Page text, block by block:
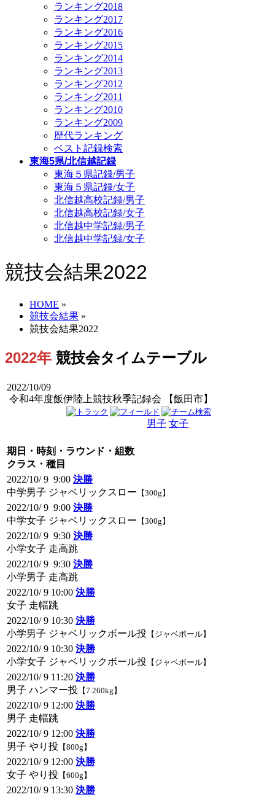
ランキング2018
ランキング2017
ランキング2016
ランキング2015
ランキング2014
ランキング2013
ランキング2012
ランキング2011
ランキング2010
ランキング2009
歴代ランキング
ベスト記録検索
東海5県/北信越記録
東海５県記録/男子
東海５県記録/女子
北信越高校記録/男子
北信越高校記録/女子
北信越中学記録/男子
北信越中学記録/女子
競技会結果2022
HOME »
競技会結果 »
競技会結果2022
2022年 競技会タイムテーブル
2022/10/09
令和4年度飯伊陸上競技秋季記録会 【飯田市】
男子 女子
期日・時刻・ラウンド・組数
クラス・種目
2022/10/ 9 9:00 決勝
中学男子 ジャベリックスロー 【300g】
2022/10/ 9 9:00 決勝
中学女子 ジャベリックスロー 【300g】
2022/10/ 9 9:30 決勝
小学女子 走高跳
2022/10/ 9 9:30 決勝
小学男子 走高跳
2022/10/ 9 10:00 決勝
女子 走幅跳
2022/10/ 9 10:30 決勝
小学男子 ジャベリックボール投 【ジャベボール】
2022/10/ 9 10:30 決勝
小学女子 ジャベリックボール投 【ジャベボール】
2022/10/ 9 11:20 決勝
男子 ハンマー投 【7.260kg】
2022/10/ 9 12:00 決勝
男子 走幅跳
2022/10/ 9 12:00 決勝
男子 やり投 【800g】
2022/10/ 9 12:00 決勝
女子 やり投 【600g】
2022/10/ 9 13:30 決勝